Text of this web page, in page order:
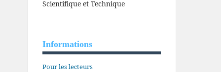
Scientifique et Technique
Informations
Pour les lecteurs